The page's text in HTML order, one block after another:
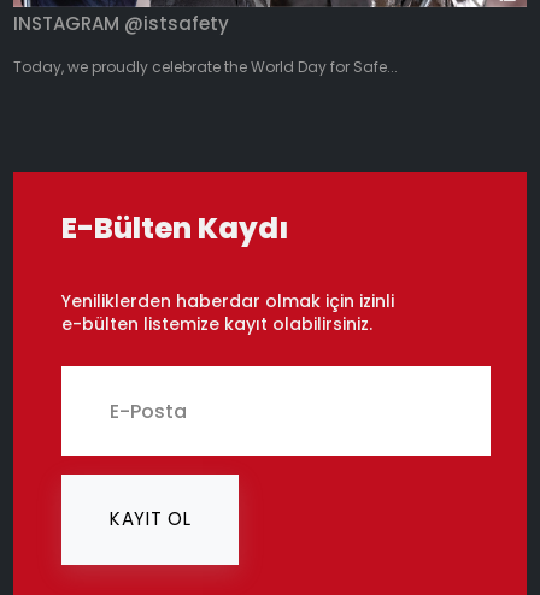
INSTAGRAM @istsafety
Today, we proudly celebrate the World Day for Safe...
E-Bülten Kaydı
Yeniliklerden haberdar olmak için izinli
e-bülten listemize kayıt olabilirsiniz.
KAYIT OL